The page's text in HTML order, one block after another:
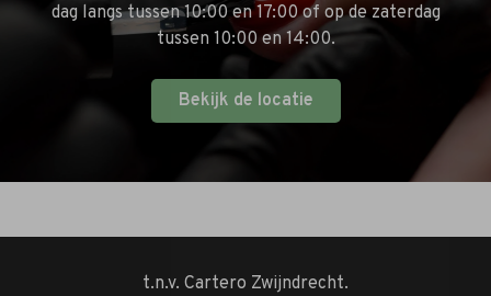
dag langs tussen 10:00 en 17:00 of op de zaterdag
tussen 10:00 en 14:00.
Bekijk de locatie
t.n.v. Cartero Zwijndrecht.